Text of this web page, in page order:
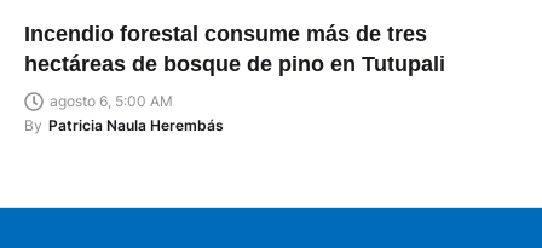
Incendio forestal consume más de tres
hectáreas de bosque de pino en Tutupali
agosto 6, 5:00 AM
By Patricia Naula Herembás